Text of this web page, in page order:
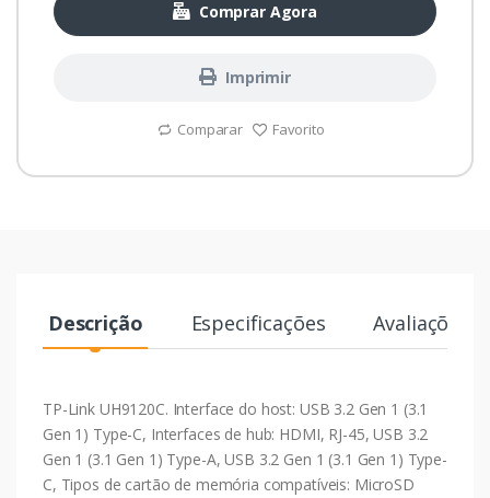
Comprar Agora
Imprimir
Comparar Favorito
Descrição Especificações Avaliações
TP-Link UH9120C. Interface do host: USB 3.2 Gen 1 (3.1
Gen 1) Type-C, Interfaces de hub: HDMI, RJ-45, USB 3.2
Gen 1 (3.1 Gen 1) Type-A, USB 3.2 Gen 1 (3.1 Gen 1) Type-
C, Tipos de cartão de memória compatíveis: MicroSD